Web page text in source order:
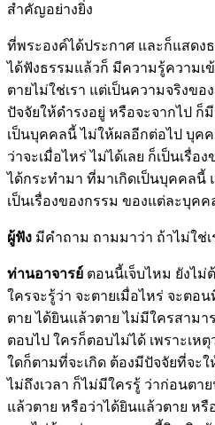
สำคัญอย่างยิ่ง
ที่พระองค์ได้ประกาศ และก็แสดง
ได้ฟังธรรมแล้วก็ มีความรู้ความเ
ตายไม่ใช่เรา แต่เป็นความจริงขอ
ปัจจัยให้ดำรงอยู่ หรือจะจากไป ก็
เป็นบุคคลนี้ ไม่ให้ผลอีกต่อไป บุค
ว่าจะเมื่อไหร่ ไม่ได้เลย ก็เป็นเรื่
ได้กระทำมา ที่มาเกิดเป็นบุคคลนี้
เป็นเรื่องของกรรม ของแต่ละบุคค
ผู้ฟัง มีคำถาม ถามมาว่า ถ้าไม่ใช่เ
ท่านอาจารย์ ตอนนี้เจ็บไหม ยังไม่
ใครจะรู้ว่า จะตายเมื่อไหร่ จะตอ
ตาย ได้ยินแล้วตาย ไม่มีใครสามา
ตอบไป ใครก็ตอบไม่ได้ เพราะเห
ใดก็ตามที่จะเกิด ต้องมีปัจจัยที่จะใ
ไม่ถึงเวลา ก็ไม่มีใครรู้ ว่าก่อนตา
แล้วตาย หรือว่าได้ยินแล้วตาย หรื